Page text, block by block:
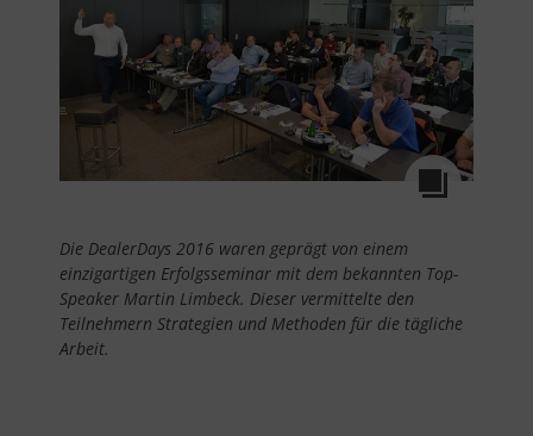
Die DealerDays 2016 waren geprägt von einem
einzigartigen Erfolgsseminar mit dem bekannten Top-
Speaker Martin Limbeck. Dieser vermittelte den
Teilnehmern Strategien und Methoden für die tägliche
Arbeit.